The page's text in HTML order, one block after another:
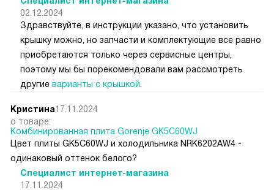
02.12.2024
Здравствуйте, в инструкции указано, что установить
крышку можно, но запчасти и комплектующие все равно
приобретаются только через сервисные центры,
поэтому мы бы порекомендовали вам рассмотреть
другие варианты с крышкой.
Кристина17.11.2024
о товаре:
Комбинированная плита Gorenje GK5C60WJ
Цвет плиты GK5C60WJ и холодильника NRK6202AW4 -
одинаковый оттенок белого?
Специалист интернет-магазина
17.11.2024